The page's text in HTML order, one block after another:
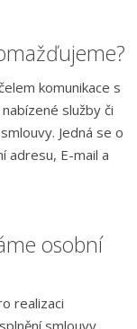
komunikace s
služby či
Jedná se o
adresu, E-mail a
osobní
realizaci
smlouvy